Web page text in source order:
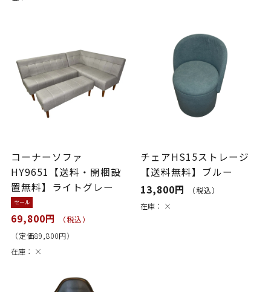
コーナーソファ
HY9651【送料・開梱設
置無料】ライトグレー
セール
69,800円
（税込）
（定価89,800円）
在庫： ×
チェアHS15ストレージ
【送料無料】ブルー
13,800円
（税込）
在庫： ×